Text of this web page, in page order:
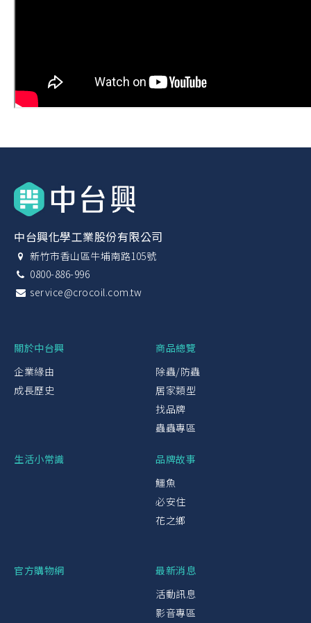
中台興化學工業股份有限公司
新竹市香山區牛埔南路105號
0800-886-996
service@crocoil.com.tw
關於中台興
企業緣由
成長歷史
商品總覽
除蟲/防蟲
居家類型
找品牌
蟲蟲專區
生活小常識
品牌故事
鱷魚
必安住
花之鄉
官方購物網
最新消息
活動訊息
影音專區